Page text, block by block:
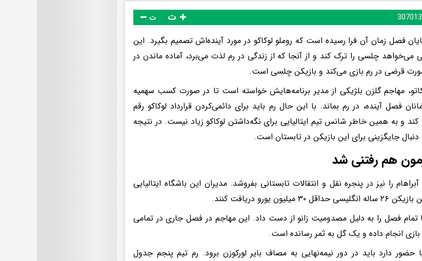
ت
فصل زمان آن فرا رسیده است که روملو لوکاکو در مورد آینده‌اش تصمیم بگیرد. این
می‌خواهد چلسی را ترک کند و از آنجا که از زندگی در رم لذت می‌برد، آماده ماندن در
قرضی در رم بازی می‌کند و بازیکن چلسی است.
مهاجم گلزن بلژیکی از مدیر برنامه‌هایش خواسته است تا در صورت کسب سهمیه
فصل آینده، در رم بماند. با این حال رم باید برای دائمی‌کردن قرارداد لوکاکو رقم
و به همین خاطر شانس تیم ایتالیایی برای نگه‌داشتن لوکاکو زیاد نیست. در نتیجه
جایگزینی برای این بازیکن در تابستان است.
هم رفتنی شد
را نیز در پنجره نقل و انتقالات تابستانی بفروشد. مدیران این باشگاه ایتالیایی
یورو دریافت کنند.
تمام فصل را به دلیل مصدومیت زانو از دست داد. این مهاجم در فصل جاری در تمامی
انجام داده و یک گل به ثمر رسانده است.
حضور دارد باید در دور نیمه‌نهایی به مصاف بایر لورکوزن برود. رم تیم پنجم جدول